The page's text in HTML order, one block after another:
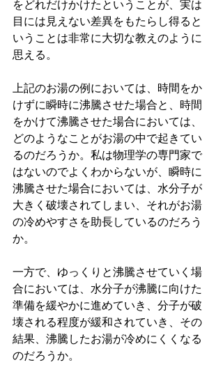
をどれだけかけたということが、実は
目には見えない差異をもたらし得ると
いうことは非常に大切な教えのように
思える。
上記のお湯の例においては、時間をか
けずに瞬時に沸騰させた場合と、時間
をかけて沸騰させた場合においては、
どのようなことがお湯の中で起きてい
るのだろうか。私は物理学の専門家で
はないのでよくわからないが、瞬時に
沸騰させた場合においては、水分子が
大きく破壊されてしまい、それがお湯
の冷めやすさを助長しているのだろう
か。
一方で、ゆっくりと沸騰させていく場
合においては、水分子が沸騰に向けた
準備を緩やかに進めていき、分子が破
壊される程度が緩和されていき、その
結果、沸騰したお湯が冷めにくくなる
のだろうか。